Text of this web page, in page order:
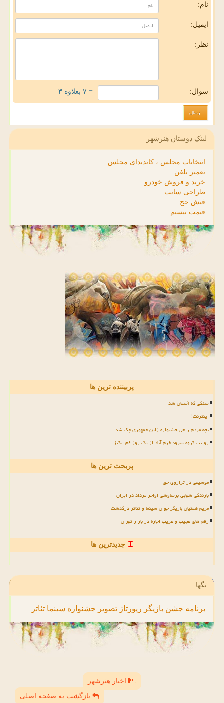
نام:
ایمیل:
نظر:
سوال: = ۷ بعلاوه ۳
لینک دوستان هنرشهر
انتخابات مجلس ، کاندیدای مجلس
تعمیر تلفن
خرید و فروش خودرو
طراحی سایت
فیش حج
قیمت بیسیم
پربیننده ترین ها
سنگی که آسمان شد
اینترنت!
بچه مردم راهی جشنواره زلین جمهوری چک شد
روایت گروه سرود خرم آباد از یک روز غم انگیز
پربحث ترین ها
موسیقی در ترازوی حق
بارندگی شهابی برساوشی اواخر مرداد در ایران
مریم همتیان بازیگر جوان سینما و تئاتر درگذشت
رقم های عجیب و غریب اجاره در بازار تهران
جدیدترین ها
تگها
برنامه جشن بازیگر رپورتاژ تصویر جشنواره سینما تئاتر
اخبار هنرشهر
بازگشت به صفحه اصلی